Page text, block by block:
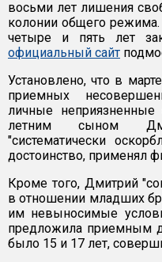
восьми лет лишения
колонии общего
четыре и пять лет
официальный сайт
Установлено, что в
приемных
личные
летним сыном
"систематически
достоинство, применял
Кроме того, Дмитрий
в отношении младших
им невыносимые
предложила приемным
было 15 и 17 лет,